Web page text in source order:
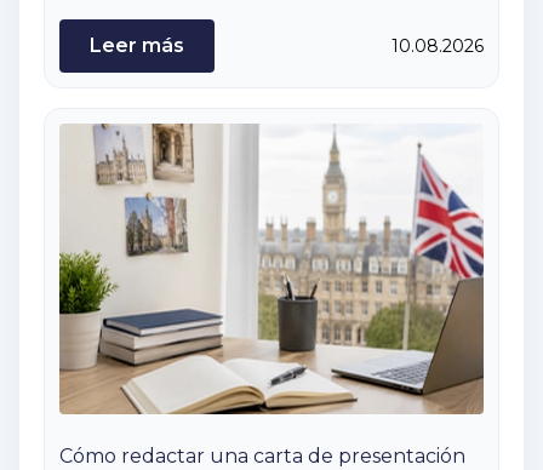
Leer más 10.08.2026
Cómo redactar una carta de presentación